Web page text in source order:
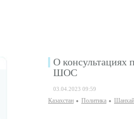
О консультациях
ШОС
03.04.2023 09:59
Казахстан Политика